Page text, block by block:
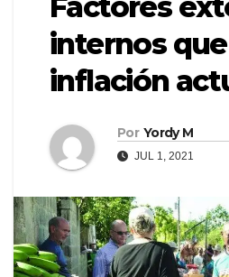
Factores
internos
inflación
Por Yordy M
JUL 1, 2021